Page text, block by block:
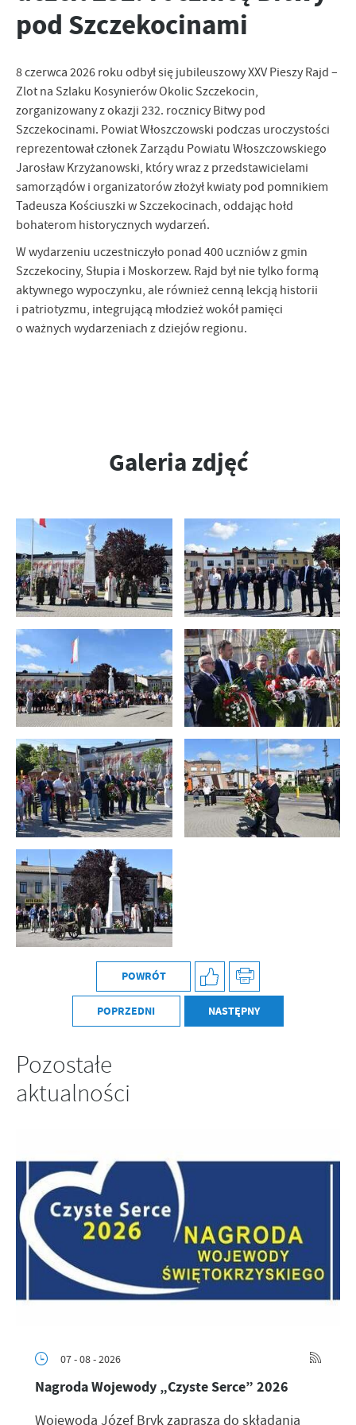
pod Szczekocinami
8 czerwca 2026 roku odbył się jubileuszowy XXV Pieszy Rajd –
Zlot na Szlaku Kosynierów Okolic Szczekocin,
zorganizowany z okazji 232. rocznicy Bitwy pod
Szczekocinami. Powiat Włoszczowski podczas uroczystości
reprezentował członek Zarządu Powiatu Włoszczowskiego
Jarosław Krzyżanowski, który wraz z przedstawicielami
samorządów i organizatorów złożył kwiaty pod pomnikiem
Tadeusza Kościuszki w Szczekocinach, oddając hołd
bohaterom historycznych wydarzeń.
W wydarzeniu uczestniczyło ponad 400 uczniów z gmin
Szczekociny, Słupia i Moskorzew. Rajd był nie tylko formą
aktywnego wypoczynku, ale również cenną lekcją historii
i patriotyzmu, integrującą młodzież wokół pamięci
o ważnych wydarzeniach z dziejów regionu.
Galeria zdjęć
POWRÓT
POPRZEDNI NASTĘPNY
Pozostałe
aktualności
07 - 08 - 2026
Nagroda Wojewody „Czyste Serce” 2026
Wojewoda Józef Bryk zaprasza do składania
personalizację określonych funkcjonalności czy prezentowanych
treści.
korzystania z funkcjonalności naszej strony poprzez dopasowanie
jej do Twoich indywidualnych preferencji. Wyrażenie zgody na
funkcjonalne i personalizacyjne pliki cookies gwarantuje
dostępność większej ilości funkcji na stronie.
Analityczne
Analityczne pliki cookies pomagają nam rozwijać się i
dostosowywać do Twoich potrzeb.
Cookies analityczne pozwalają na uzyskanie informacji w zakresie
wykorzystywania witryny internetowej, miejsca oraz częstotliwości,
z jaką odwiedzane są nasze serwisy www. Dane pozwalają nam na
ocenę naszych serwisów internetowych pod względem ich
popularności wśród użytkowników. Zgromadzone informacje są
przetwarzane w formie zanonimizowanej. Wyrażenie zgody na
analityczne pliki cookies gwarantuje dostępność wszystkich
funkcjonalności.
Reklamowe
Dzięki reklamowym plikom cookies prezentujemy Ci najciekawsze
informacje i aktualności na stronach naszych partnerów.
Promocyjne pliki cookies służą do prezentowania Ci naszych
komunikatów na podstawie analizy Twoich upodobań oraz Twoich
zwyczajów dotyczących przeglądanej witryny internetowej. Treści
promocyjne mogą pojawić się na stronach podmiotów trzecich lub
Więcej